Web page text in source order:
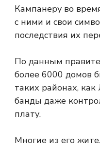
Кампанеру во
с ними и свои
последствия их
По данным
более 6000 домов
таких районах,
банды даже
плату.
Многие из его